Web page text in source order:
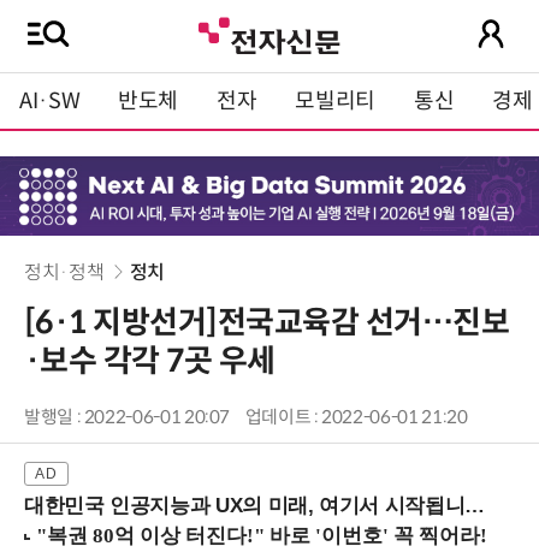
AI·SW 반도체 전자 모빌리티 통신 경제
정치·정책 정치
[6·1 지방선거]전국교육감 선거…진보
·보수 각각 7곳 우세
발행일 : 2022-06-01 20:07 업데이트 : 2022-06-01 21:20
대한민국 인공지능과 UX의 미래, 여기서 시작됩니다! (9/2 강남역)